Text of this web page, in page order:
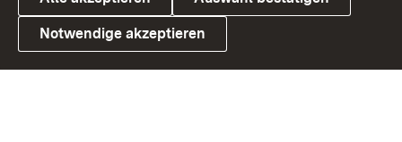
Link zum Landesportal
Notwendige akzeptieren